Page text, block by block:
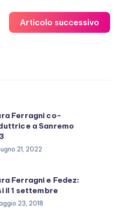
Articolo successivo
Ferragni co-
a Sanremo
21, 2022
Ferragni e Fedez:
il 1 settembre
23, 2018